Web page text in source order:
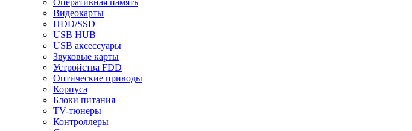
Оперативная память
Видеокарты
HDD/SSD
USB HUB
USB аксессуары
Звуковые карты
Устройства FDD
Оптические приводы
Корпуса
Блоки питания
TV-тюнеры
Контроллеры